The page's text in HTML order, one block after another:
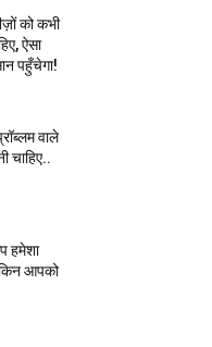
को कभी
ऐसा
पहुँचेगा!
वाले
चाहिए..
हमेशा
आपको